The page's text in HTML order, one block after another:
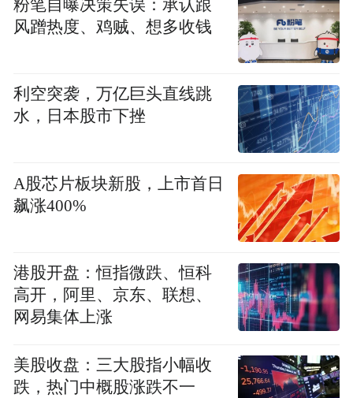
粉笔自曝决策失误：承认跟
风蹭热度、鸡贼、想多收钱
利空突袭，万亿巨头直线跳
水，日本股市下挫
A股芯片板块新股，上市首日
飙涨400%
港股开盘：恒指微跌、恒科
高开，阿里、京东、联想、
网易集体上涨
美股收盘：三大股指小幅收
跌，热门中概股涨跌不一